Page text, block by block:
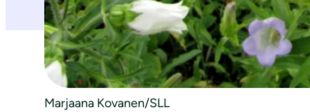
Marjaana Kovanen/SLL